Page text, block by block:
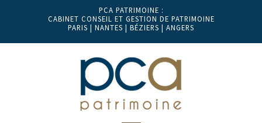
PCA PATRIMOINE :
CABINET CONSEIL ET GESTION DE PATRIMOINE
PARIS | NANTES | BÉZIERS | ANGERS